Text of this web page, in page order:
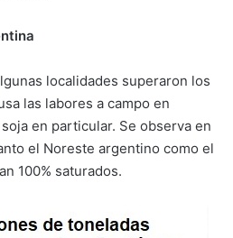
localidades superaron los
las labores a campo en
en particular. Se observa en
el Noreste argentino como el
100% saturados.